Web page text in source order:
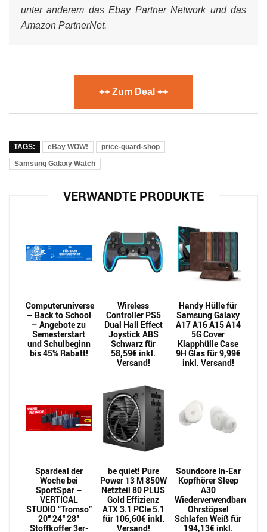
unter anderem das Ebay Partner Network und das
Amazon PartnerNet.
++ Zum Deal ++
TAGS: eBay WOW!
price-guard-shop
Samsung Galaxy Watch
VERWANDTE PRODUKTE
Computeruniverse
– Back to School
– Angebote zu
Semesterstart
und Schulbeginn
bis 45% Rabatt!
Wireless
Controller PS5
Dual Hall Effect
Joystick ABS
Schwarz für
58,59€ inkl.
Versand!
Handy Hülle für
Samsung Galaxy
A17 A16 A15 A14
5G Cover
Klapphülle Case
9H Glas für 9,99€
inkl. Versand!
Spardeal der
Woche bei
SportSpar –
VERTICAL
STUDIO “Tromso”
20″ 24″ 28″
Stoffkoffer 3er-
be quiet! Pure
Power 13 M 850W
Netzteil 80 PLUS
Gold Effizienz
ATX 3.1 PCIe 5.1
für 106,60€ inkl.
Versand!
Soundcore In-Ear
Kopfhörer Sleep
A30
Wiederverwendbarer
Ohrstöpsel
Schlafen Weiß für
194,13€ inkl.